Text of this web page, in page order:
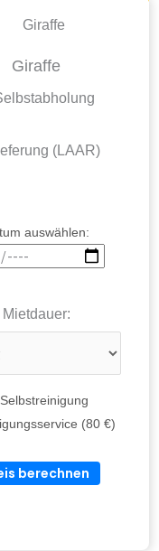
Giraffe
(LAAR)
auswählen:
Mietdauer:
(80 €)
berechnen